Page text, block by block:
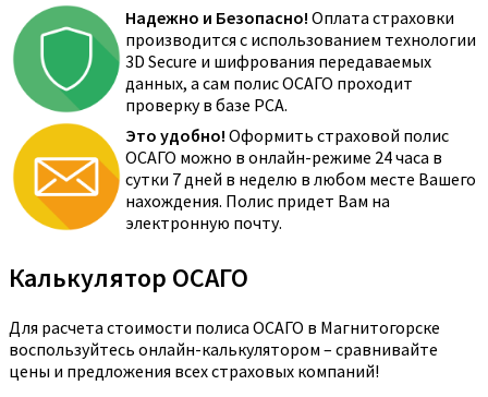
Надежно и Безопасно! Оплата страховки
производится с использованием технологии
3D Secure и шифрования передаваемых
данных, а сам полис ОСАГО проходит
проверку в базе РСА.
Это удобно! Оформить страховой полис
ОСАГО можно в онлайн-режиме 24 часа в
сутки 7 дней в неделю в любом месте Вашего
нахождения. Полис придет Вам на
электронную почту.
Калькулятор ОСАГО
Для расчета стоимости полиса ОСАГО в Магнитогорске
воспользуйтесь онлайн-калькулятором – сравнивайте
цены и предложения всех страховых компаний!